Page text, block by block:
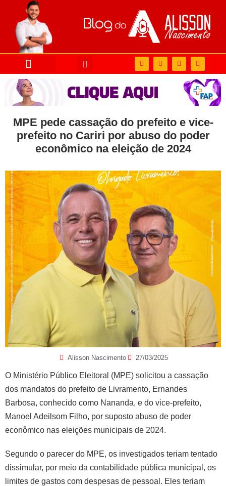
MPE pede cassação do prefeito e vice-
prefeito no Cariri por abuso do poder
econômico na eleição de 2024
Alisson Nascimento 27/03/2025
O Ministério Público Eleitoral (MPE) solicitou a cassação
dos mandatos do prefeito de Livramento, Ernandes
Barbosa, conhecido como Nananda, e do vice-prefeito,
Manoel Adeilsom Filho, por suposto abuso de poder
econômico nas eleições municipais de 2024.
Segundo o parecer do MPE, os investigados teriam tentado
dissimular, por meio da contabilidade pública municipal, os
limites de gastos com despesas de pessoal. Eles teriam